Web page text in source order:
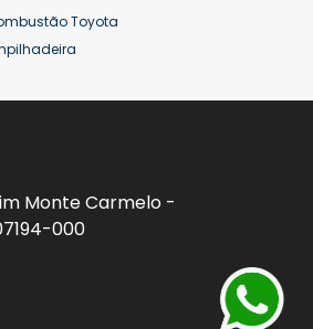
Toyota
25 ton
Monte Carmelo -
000